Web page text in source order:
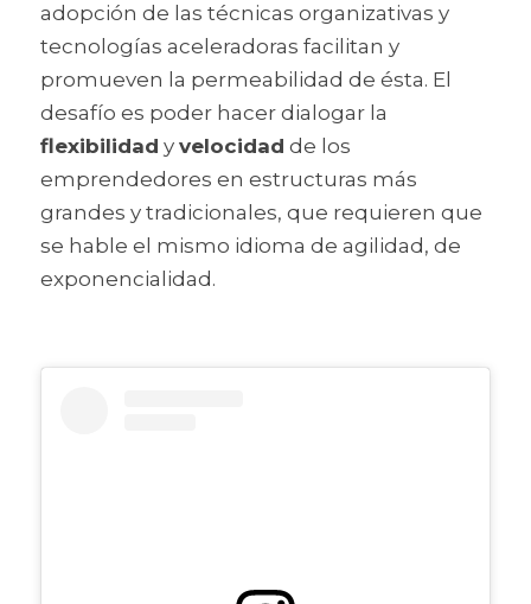
adopción de las técnicas organizativas y
tecnologías aceleradoras facilitan y
promueven la permeabilidad de ésta. El
flexibilidad y velocidad de los
emprendedores en estructuras más
grandes y tradicionales, que requieren que
se hable el mismo idioma de agilidad, de
exponencialidad.